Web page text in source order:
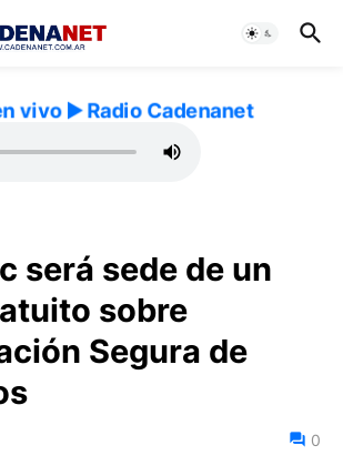
vivo ▶️ Radio Cadenanet
será sede de un
sobre
Segura de
0